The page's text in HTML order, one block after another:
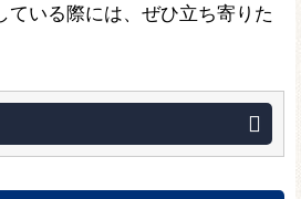
ている際には、ぜひ立ち寄りた